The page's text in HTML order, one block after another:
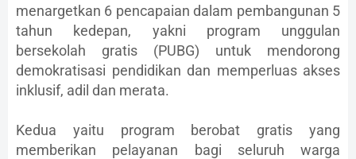
menargetkan 6 pencapaian dalam pembangunan 5
tahun kedepan, yakni program unggulan
bersekolah gratis (PUBG) untuk mendorong
demokratisasi pendidikan dan memperluas akses
inklusif, adil dan merata.
Kedua yaitu program berobat gratis yang
memberikan pelayanan bagi seluruh warga